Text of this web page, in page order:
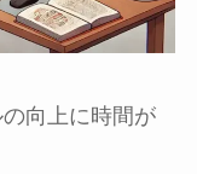
向上に時間が